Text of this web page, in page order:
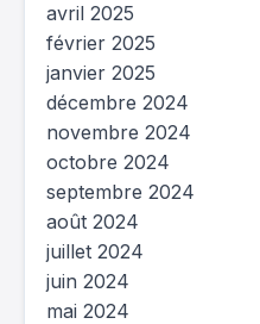
avril 2025
février 2025
janvier 2025
décembre 2024
novembre 2024
octobre 2024
septembre 2024
août 2024
juillet 2024
juin 2024
mai 2024